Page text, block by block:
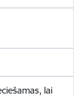
lai